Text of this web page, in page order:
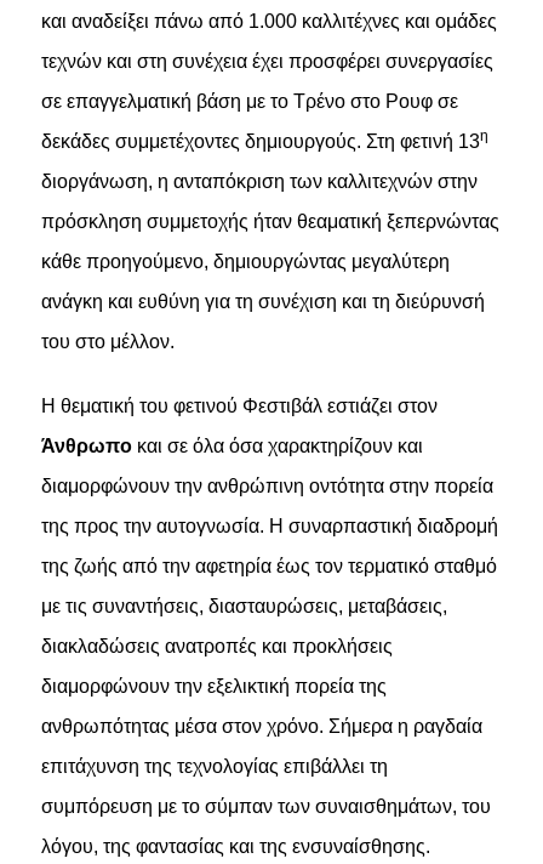
και αναδείξει πάνω από 1.000 καλλιτέχνες και ομάδες
τεχνών και στη συνέχεια έχει προσφέρει συνεργασίες
σε επαγγελματική βάση με το Τρένο στο Ρουφ σε
δεκάδες συμμετέχοντες δημιουργούς. Στη φετινή 13η
διοργάνωση, η ανταπόκριση των καλλιτεχνών στην
πρόσκληση συμμετοχής ήταν θεαματική ξεπερνώντας
κάθε προηγούμενο, δημιουργώντας μεγαλύτερη
ανάγκη και ευθύνη για τη συνέχιση και τη διεύρυνσή
του στο μέλλον.
Η θεματική του φετινού Φεστιβάλ εστιάζει στον
Άνθρωποκαι σε όλα όσα χαρακτηρίζουν και
διαμορφώνουν την ανθρώπινη οντότητα στην πορεία
της προς την αυτογνωσία. Η συναρπαστική διαδρομή
της ζωής από την αφετηρία έως τον τερματικό σταθμό
με τις συναντήσεις, διασταυρώσεις, μεταβάσεις,
διακλαδώσεις ανατροπές και προκλήσεις
διαμορφώνουν την εξελικτική πορεία της
ανθρωπότητας μέσα στον χρόνο. Σήμερα η ραγδαία
επιτάχυνση της τεχνολογίας επιβάλλει τη
συμπόρευση με το σύμπαν των συναισθημάτων, του
λόγου, της φαντασίας και της ενσυναίσθησης.